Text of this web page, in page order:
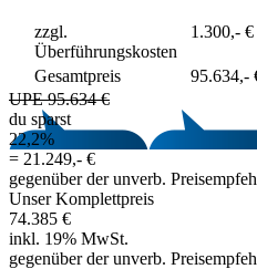
zzgl.
Überführungskosten
1.300,- €
Gesamtpreis 95.634,-
UPE 95.634 €
du sparst
22,2%
= 21.249,- €
gegenüber der unverb.
Unser Komplettpreis
74.385 €
inkl. 19% MwSt.
gegenüber der unverb.